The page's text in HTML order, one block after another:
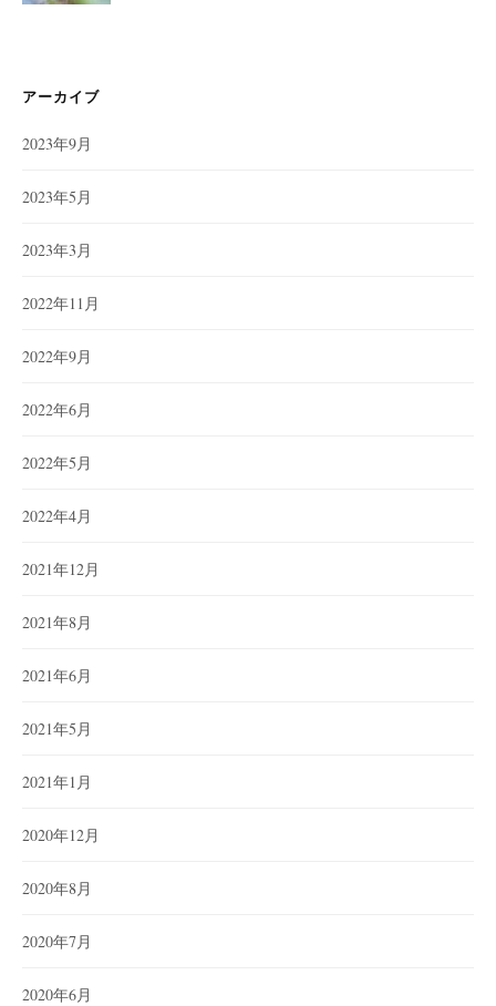
アーカイブ
2023年9月
2023年5月
2023年3月
2022年11月
2022年9月
2022年6月
2022年5月
2022年4月
2021年12月
2021年8月
2021年6月
2021年5月
2021年1月
2020年12月
2020年8月
2020年7月
2020年6月